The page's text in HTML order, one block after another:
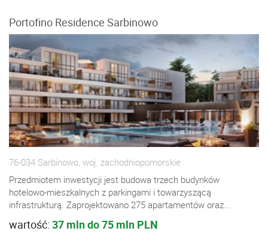
Portofino Residence Sarbinowo
76-034 Sarbinowo, woj. zachodniopomorskie
Przedmiotem inwestycji jest budowa trzech budynków
hotelowo-mieszkalnych z parkingami i towarzyszącą
infrastrukturą. Zaprojektowano 275 apartamentów oraz...
wartość: 37 mln do 75 mln PLN